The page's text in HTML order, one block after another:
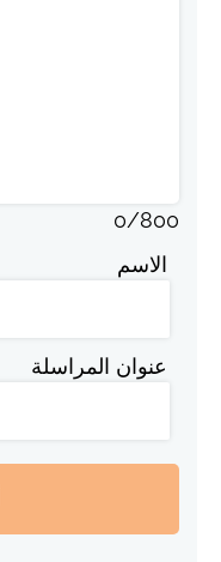
0/800
الاسم
عنوان المراسلة